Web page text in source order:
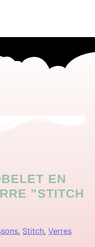
EN
"STITCH
, Stitch, Verres